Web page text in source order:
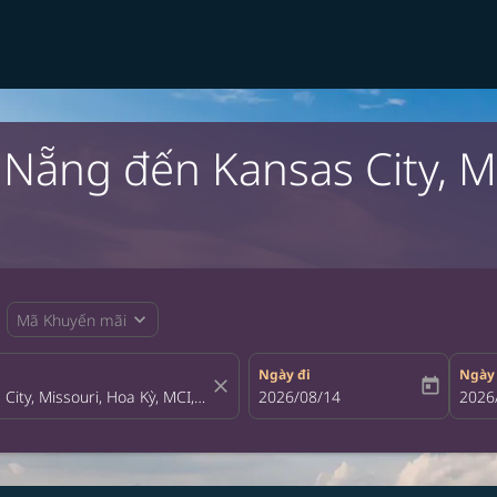
đến Kansas City,
Mã Khuyến mãi expand_more
close
Ngày đi
fc-booking-departure-date-aria-
2026/08/14 today fc-